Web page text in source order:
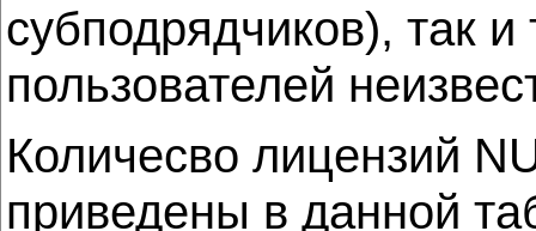
субподрядчиков), так
пользователей
Количесво лицензий
приведены в данной